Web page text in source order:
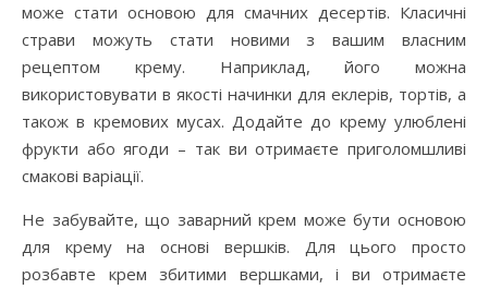
може стати основою для смачних десертів. Класичні
страви можуть стати новими з вашим власним
рецептом крему. Наприклад, його можна
використовувати в якості начинки для еклерів, тортів, а
також в кремових мусах. Додайте до крему улюблені
фрукти або ягоди – так ви отримаєте приголомшливі
смакові варіації.
Не забувайте, що заварний крем може бути основою
для крему на основі вершків. Для цього просто
розбавте крем збитими вершками, і ви отримаєте